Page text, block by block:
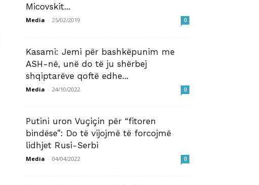
Micovskit...
Media - 25/02/2019 0
Kasami: Jemi për bashkëpunim me
ASH-në, unë do të ju shërbej
shqiptarëve qoftë edhe...
Media - 24/10/2022 0
Putini uron Vuçiçin për “fitoren
bindëse”: Do të vijojmë të forcojmë
lidhjet Rusi-Serbi
Media - 04/04/2022 0